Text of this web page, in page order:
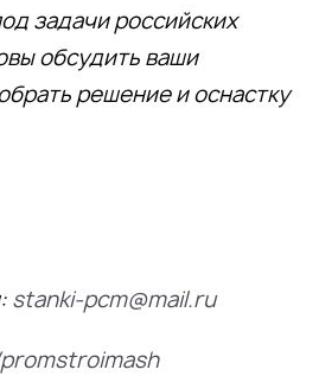
задачи российских
обсудить ваши
решение и оснастку
stanki-pcm@mail.ru